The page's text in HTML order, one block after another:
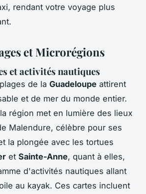
rendant votre voyage plus
et Microrégions
et activités nautiques
de la Guadeloupe attirent
et de mer du monde entier.
région met en lumière des lieux
Malendure, célèbre pour ses
la plongée avec les tortues
et Sainte-Anne, quant à elles,
d'activités nautiques allant
au kayak. Ces cartes incluent